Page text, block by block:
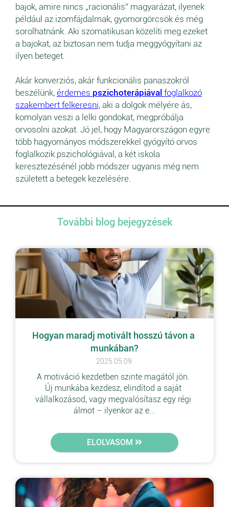
bajok, amire nincs „racionális” magyarázat, ilyenek
például az izomfájdalmak, gyomorgörcsök és még
sorolhatnánk. Aki szomatikusan közelíti meg ezeket
a bajokat, az biztosan nem tudja meggyógyítani az
ilyen beteget.
Akár konverziós, akár funkcionális panaszokról
beszélünk, érdemes pszichoterápiával foglalkozó
szakembert felkeresni, aki a dolgok mélyére ás,
komolyan veszi a lelki gondokat, megpróbálja
orvosolni azokat. Jó jel, hogy Magyarországon egyre
több hagyományos módszerekkel gyógyító orvos
foglalkozik pszichológiával, a két iskola
keresztezésénél jobb módszer ugyanis még nem
született a betegek kezelésére.
További blog bejegyzések
Hogyan maradj motivált hosszú távon a
munkában?
2025.05.09.
A motiváció kezdetben szinte magától jön.
Új munkába kezdesz, elindítod a saját
vállalkozásod, vagy megvalósítasz egy régi
álmot – ilyenkor az e...
ELOLVASOM